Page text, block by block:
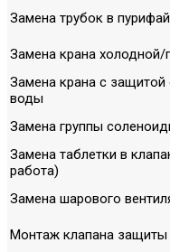
Замена трубок в
Замена крана холодной/
Замена крана с защитой
воды
Замена группы
Замена таблетки в
работа)
Замена шарового
Монтаж клапана защиты